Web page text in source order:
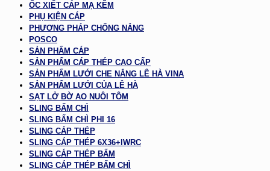
ỐC XIẾT CÁP MẠ KẼM
PHỤ KIỆN CÁP
PHƯƠNG PHÁP CHỐNG NẮNG
POSCO
SẢN PHẨM CÁP
SẢN PHẨM CÁP THÉP CAO CẤP
SẢN PHẨM LƯỚI CHE NẮNG LÊ HÀ VINA
SẢN PHẨM LƯỚI CỦA LÊ HÀ
SẠT LỞ BỜ AO NUÔI TÔM
SLING BẤM CHÌ
SLING BẤM CHÌ PHI 16
SLING CÁP THÉP
SLING CÁP THÉP 6X36+IWRC
SLING CÁP THÉP BẤM
SLING CÁP THÉP BẤM CHÌ